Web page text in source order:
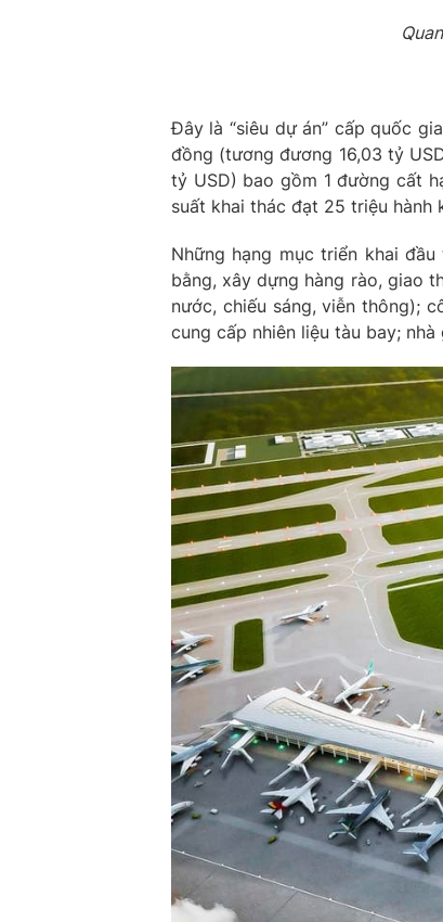
Đây là “siêu dự án” cấp quốc
đồng (tương đương 16,03 tỷ
tỷ USD) bao gồm 1 đường cất
suất khai thác đạt 25 triệu hành
Những hạng mục triển khai
bằng, xây dựng hàng rào, giao
nước, chiếu sáng, viễn thông);
cung cấp nhiên liệu tàu bay;